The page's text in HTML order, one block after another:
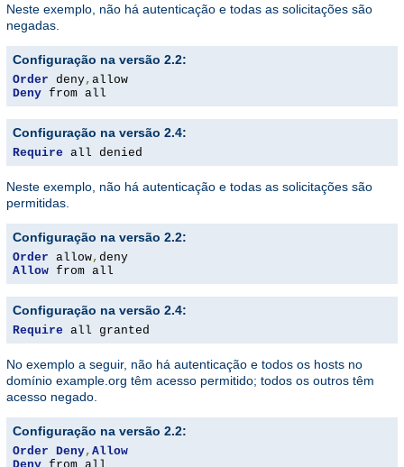
Neste exemplo, não há autenticação e todas as solicitações são
negadas.
Configuração na versão 2.2:
Order deny,
Deny from all
Configuração na versão 2.4:
Require all denied
Neste exemplo, não há autenticação e todas as solicitações são
permitidas.
Configuração na versão 2.2:
Order allow,
Allow from all
Configuração na versão 2.4:
Require all granted
No exemplo a seguir, não há autenticação e todos os hosts no
domínio example.org têm acesso permitido; todos os outros têm
acesso negado.
Configuração na versão 2.2:
Order Deny, Allow